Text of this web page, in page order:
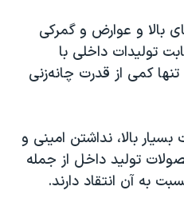
بالا و عوارض و گمرکی
تولیدات داخلی با
کمی از قدرت چانه‌زنی
بالا، نداشتن امینی و
تولید داخل از جمله
به آن انتقاد دارند.